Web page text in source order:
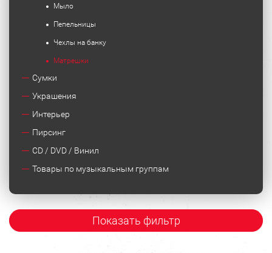
Мыло
Пепельницы
Чехлы на банку
Матрешки
Сумки
Украшения
Интерьер
Пирсинг
CD / DVD / Винил
Товары по музыкальным группам
Показать фильтр